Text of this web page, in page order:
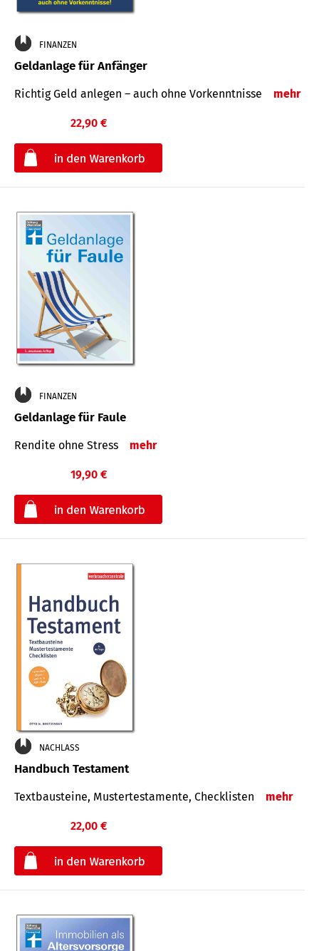
FINANZEN
Geldanlage für Anfänger
Richtig Geld anlegen – auch ohne Vorkenntnisse mehr
22,90 €
FINANZEN
Geldanlage für Faule
Rendite ohne Stress mehr
19,90 €
NACHLASS
Handbuch Testament
Textbausteine, Mustertestamente, Checklisten mehr
22,00 €